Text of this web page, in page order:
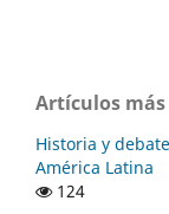
Artículos
Historia y
América Latina
124